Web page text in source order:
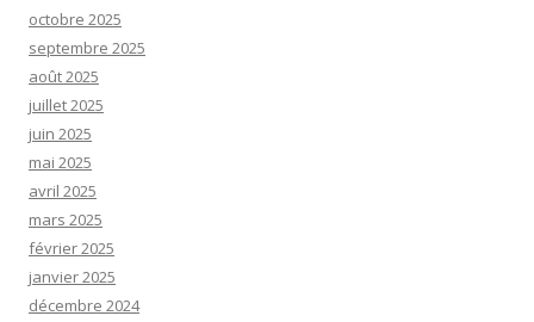
octobre 2025
septembre 2025
août 2025
juillet 2025
juin 2025
mai 2025
avril 2025
mars 2025
février 2025
janvier 2025
décembre 2024